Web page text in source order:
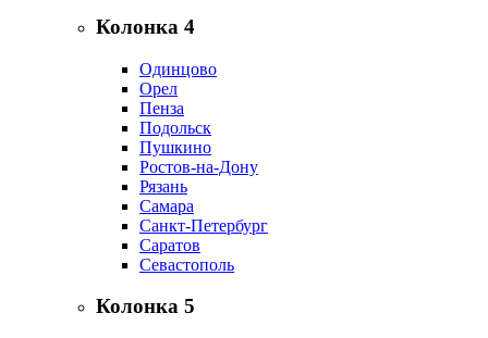
Колонка 4
Одинцово
Орел
Пенза
Подольск
Пушкино
Ростов-на-Дону
Рязань
Самара
Санкт-Петербург
Саратов
Севастополь
Колонка 5